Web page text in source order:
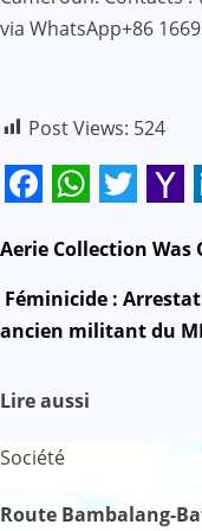
via WhatsApp+86
Post Views: 524
N
a
i
g
a
Aerie Collection Was
Féminicide :
ancien militant du
Lire aussi
Société
Route Bambalang-